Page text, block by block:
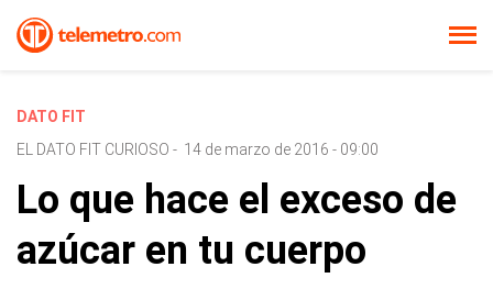
DATO FIT
EL DATO FIT CURIOSO - 14 de marzo de 2016 - 09:00
Lo que hace el exceso de
azúcar en tu cuerpo